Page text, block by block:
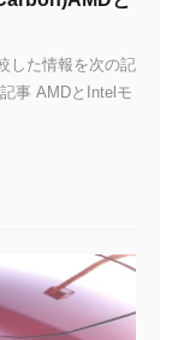
した情報を次の記
事 AMDとIntelモ